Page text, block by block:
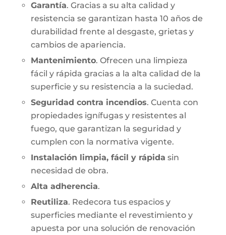
Garantía. Gracias a su alta calidad y
resistencia se garantizan hasta 10 años de
durabilidad frente al desgaste, grietas y
cambios de apariencia.
Mantenimiento. Ofrecen una limpieza
fácil y rápida gracias a la alta calidad de la
superficie y su resistencia a la suciedad.
Seguridad contra incendios. Cuenta con
propiedades ignífugas y resistentes al
fuego, que garantizan la seguridad y
cumplen con la normativa vigente.
Instalación limpia, fácil y rápida sin
necesidad de obra.
Alta adherencia.
Reutiliza. Redecora tus espacios y
superficies mediante el revestimiento y
apuesta por una solución de renovación